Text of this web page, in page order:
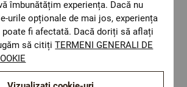
de a combina
îmbunătățim experiența. Dacă nu
urile opționale de mai jos, experiența
poate fi afectată. Dacă doriți să aflați
să citițiTERMENI GENERALI DE